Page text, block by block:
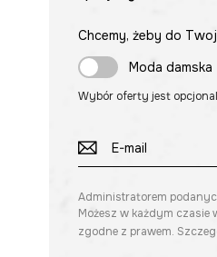
Chcemy, żeby do
Moda damska
Wybór oferty jest
Administratorem
Możesz w każdym
zgodne z prawem.